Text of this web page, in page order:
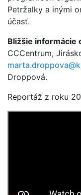
Petržalky a inými
účasť.
Bližšie informácie
CCCentrum,
Droppová.
Reportáž z roku